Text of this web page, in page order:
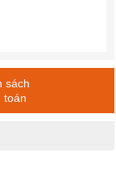
sách
toán